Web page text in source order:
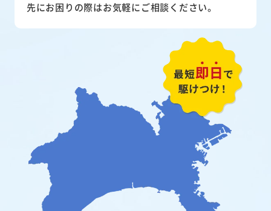
先にお困りの際はお気軽にご相談ください。